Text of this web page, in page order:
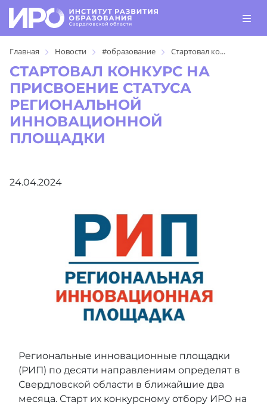
Главная Новости #образование Стартовал ко...
СТАРТОВАЛ КОНКУРС НА
ПРИСВОЕНИЕ СТАТУСА
РЕГИОНАЛЬНОЙ
ИННОВАЦИОННОЙ
ПЛОЩАДКИ
24.04.2024
Региональные инновационные площадки
(РИП) по десяти направлениям определят в
Свердловской области в ближайшие два
месяца. Старт их конкурсному отбору ИРО на